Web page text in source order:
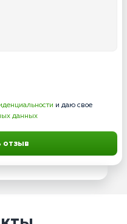
и даю свое
данных
отзыв